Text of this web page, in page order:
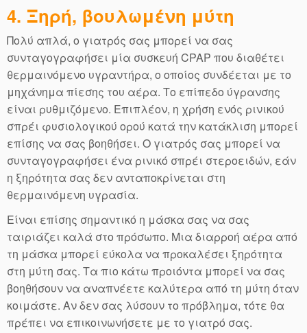
4. Ξηρή, βουλωμένη μύτη
Πολύ απλά, ο γιατρός σας μπορεί να σας
συνταγογραφήσει μία συσκευή CPAP που διαθέτει
θερμαινόμενο υγραντήρα, ο οποίος συνδέεται με το
μηχάνημα πίεσης του αέρα. Το επίπεδο ύγρανσης
είναι ρυθμιζόμενο. Επιπλέον, η χρήση ενός ρινικού
σπρέι φυσιολογικού ορού κατά την κατάκλιση μπορεί
επίσης να σας βοηθήσει. Ο γιατρός σας μπορεί να
συνταγογραφήσει ένα ρινικό σπρέι στεροειδών, εάν
η ξηρότητα σας δεν ανταποκρίνεται στη
θερμαινόμενη υγρασία.
Είναι επίσης σημαντικό η μάσκα σας να σας
ταιριάζει καλά στο πρόσωπο. Μια διαρροή αέρα από
τη μάσκα μπορεί εύκολα να προκαλέσει ξηρότητα
στη μύτη σας. Τα πιο κάτω προιόντα μπορεί να σας
βοηθήσουν να αναπνέετε καλύτερα από τη μύτη όταν
κοιμάστε. Αν δεν σας λύσουν το πρόβλημα, τότε θα
πρέπει να επικοινωνήσετε με το γιατρό σας.